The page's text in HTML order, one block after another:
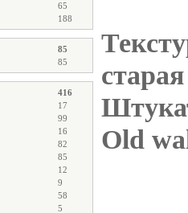
65
188
85
85
416
17
99
16
82
85
12
9
58
5
Old